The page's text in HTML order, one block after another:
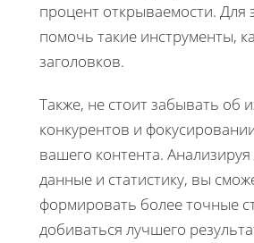
процент открываемости. Для
помочь такие инструменты,
заголовков.
Также, не стоит забывать об
конкурентов и
вашего контента.
данные и статистику, вы
формировать более точные
добиваться лучшего